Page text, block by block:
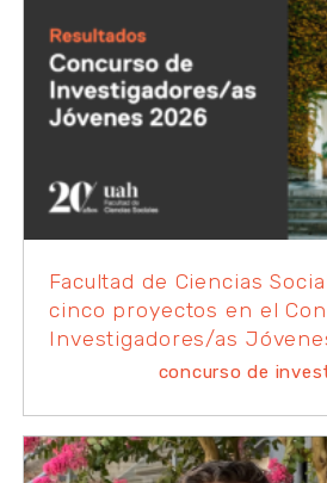
Facultad de Ciencias
cinco proyectos en el
Investigadores/as
concurso de